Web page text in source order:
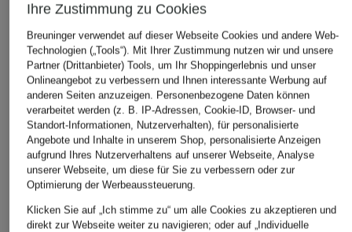
Ihre Zustimmung zu Cookies
Breuninger verwendet auf dieser Webseite Cookies und andere Web-
Technologien („Tools“). Mit Ihrer Zustimmung nutzen wir und unsere
Partner (Drittanbieter) Tools, um Ihr Shoppingerlebnis und unser
Onlineangebot zu verbessern und Ihnen interessante Werbung auf
anderen Seiten anzuzeigen. Personenbezogene Daten können
verarbeitet werden (z. B. IP-Adressen, Cookie-ID, Browser- und
Standort-Informationen, Nutzerverhalten), für personalisierte
Angebote und Inhalte in unserem Shop, personalisierte Anzeigen
aufgrund Ihres Nutzerverhaltens auf unserer Webseite, Analyse
unserer Webseite, um diese für Sie zu verbessern oder zur
Optimierung der Werbeaussteuerung.
Klicken Sie auf „Ich stimme zu“ um alle Cookies zu akzeptieren und
direkt zur Webseite weiter zu navigieren; oder auf „Individuelle